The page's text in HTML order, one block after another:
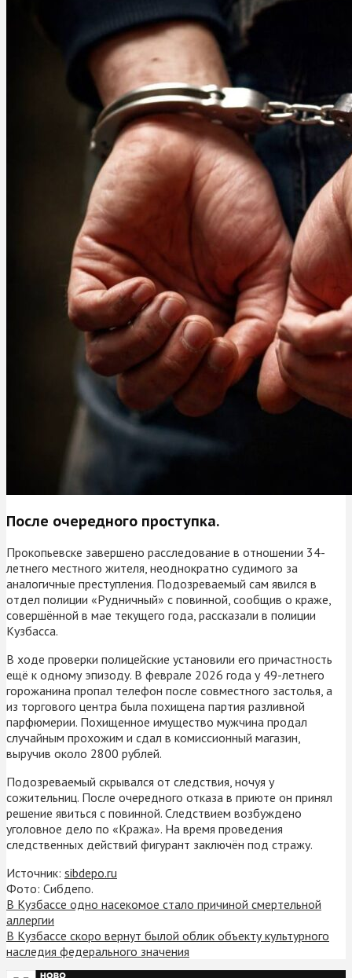
После очередного проступка.
Прокопьевске завершено расследование в отношении 34-
летнего местного жителя, неоднократно судимого за
аналогичные преступления. Подозреваемый сам явился в
отдел полиции «Рудничный» с повинной, сообщив о краже,
совершённой в мае текущего года, рассказали в полиции
Кузбасса.
В ходе проверки полицейские установили его причастность
ещё к одному эпизоду. В феврале 2026 года у 49-летнего
горожанина пропал телефон после совместного застолья, а
из торгового центра была похищена партия разливной
парфюмерии. Похищенное имущество мужчина продал
случайным прохожим и сдал в комиссионный магазин,
выручив около 2800 рублей.
Подозреваемый скрывался от следствия, ночуя у
сожительниц. После очередного отказа в приюте он принял
решение явиться с повинной. Следствием возбуждено
уголовное дело по «Кража». На время проведения
следственных действий фигурант заключён под стражу.
Источник: sibdepo.ru
Фото: Сибдепо.
В Кузбассе одно насекомое стало причиной смертельной
аллергии
В Кузбассе скоро вернут былой облик объекту культурного
наследия федерального значения